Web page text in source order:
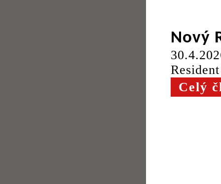
Nový
Celý